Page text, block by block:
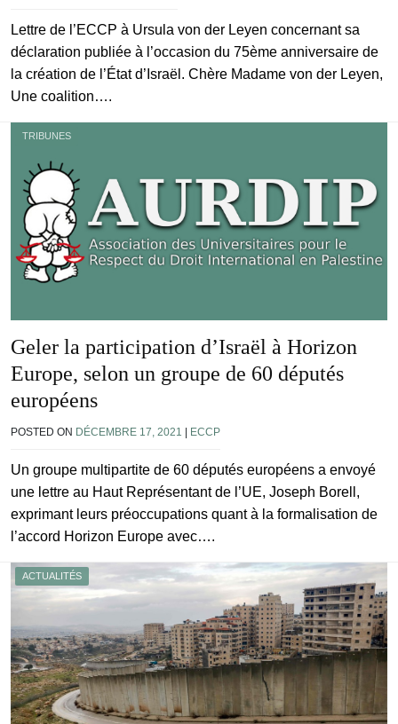
Lettre de l’ECCP à Ursula von der Leyen concernant sa
déclaration publiée à l’occasion du 75ème anniversaire de
la création de l’État d’Israël. Chère Madame von der Leyen,
Une coalition….
TRIBUNES
Geler la participation d’Israël à Horizon
Europe, selon un groupe de 60 députés
européens
POSTED ON DÉCEMBRE 17, 2021 | ECCP
Un groupe multipartite de 60 députés européens a envoyé
une lettre au Haut Représentant de l’UE, Joseph Borell,
exprimant leurs préoccupations quant à la formalisation de
l’accord Horizon Europe avec….
ACTUALITÉS